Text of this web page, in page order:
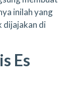
inilah yang
dijajakan di
Es